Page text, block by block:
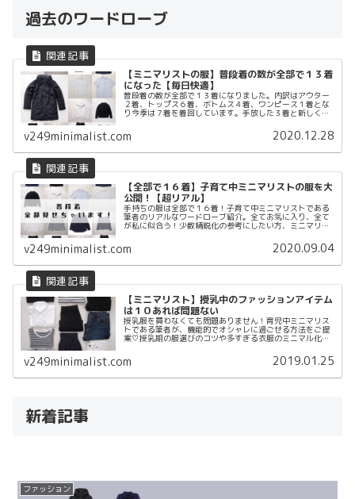
過去のワードローブ
【ミニマリストの服】普段着の数が全部で１３着
になった【毎日快適】
普段着の数が全部で１３着になりました。内訳はアウター
２着、トップス６着、ボトムス４着、ワンピース１着とな
り今季は７着を着回しています。手放した３着と新しく購
v249minimalist.com 2020.12.28
【全部で１６着】子育て中ミニマリストの服を大
公開！【超リアル】
手持ちの服は全部で１６着！子育て中ミニマリストである
筆者のリアルなワードローブ紹介。全てお気に入り、全て
が私に似合う！少数精鋭化の参考にしたい方、ミニマリス
v249minimalist.com 2020.09.04
【ミニマリスト】授乳中のファッションアイテム
は１０あれば問題ない
授乳服を買わなくても問題ありません！育児中ミニマリス
トである筆者が、機能的でオシャレに過ごせる方法をご提
案♡授乳期の服選びのコツや多すぎる衣服のミニマル化の
v249minimalist.com 2019.01.25
新着記事
ファッション